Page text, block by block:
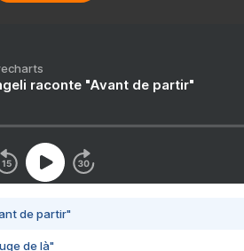
raconte "Avant de partir"
de partir"
de là"